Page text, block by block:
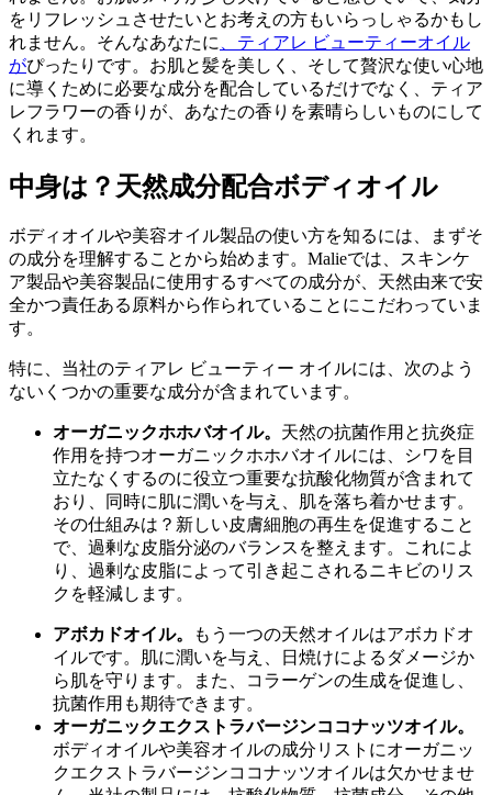
をリフレッシュさせたいとお考えの方もいらっしゃるかもし
れません。そんなあなたに
、ティアレ ビューティーオイル
がぴったりです。お肌と髪を美しく、そして贅沢な使い心地
に導くために必要な成分を配合しているだけでなく、ティア
レフラワーの香りが、あなたの香りを素晴らしいものにして
くれます。
中身は？天然成分配合ボディオイル
ボディオイルや美容オイル製品の使い方を知るには、まずそ
の成分を理解することから始めます。Malieでは、スキンケ
ア製品や美容製品に使用するすべての成分が、天然由来で安
全かつ責任ある原料から作られていることにこだわっていま
す。
特に、当社のティアレ ビューティー オイルには、次のよう
ないくつかの重要な成分が含まれています。
オーガニックホホバオイル。 天然の抗菌作用と抗炎症
作用を持つオーガニックホホバオイルには、シワを目
立たなくするのに役立つ重要な抗酸化物質が含まれて
おり、同時に肌に潤いを与え、肌を落ち着かせます。
その仕組みは？新しい皮膚細胞の再生を促進すること
で、過剰な皮脂分泌のバランスを整えます。これによ
り、過剰な皮脂によって引き起こされるニキビのリス
クを軽減します。
アボカドオイル。
もう一つの天然オイルはアボカドオ
イルです。肌に潤いを与え、日焼けによるダメージか
ら肌を守ります。また、コラーゲンの生成を促進し、
抗菌作用も期待できます。
オーガニックエクストラバージンココナッツオイル。
ボディオイルや美容オイルの成分リストにオーガニッ
クエクストラバージンココナッツオイルは欠かせませ